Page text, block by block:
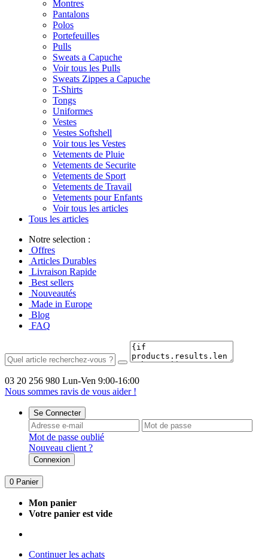
Montres
Pantalons
Polos
Portefeuilles
Pulls
Sweats a Capuche
Voir tous les Pulls
Sweats Zippes a Capuche
T-Shirts
Tongs
Uniformes
Vestes
Vestes Softshell
Voir tous les Vestes
Vetements de Pluie
Vetements de Securite
Vetements de Sport
Vetements de Travail
Vetements pour Enfants
Voir tous les articles
Tous les articles
Notre selection :
Offres
Articles Durables
Livraison Rapide
Best sellers
Nouveautés
Made in Europe
Blog
FAQ
03 20 256 980 Lun-Ven 9:00-16:00
Nous sommes ravis de vous aider !
Se Connecter
Mot de passe oublié
Nouveau client ?
Connexion
0 Panier
Mon panier
Votre panier est vide
Continuer les achats